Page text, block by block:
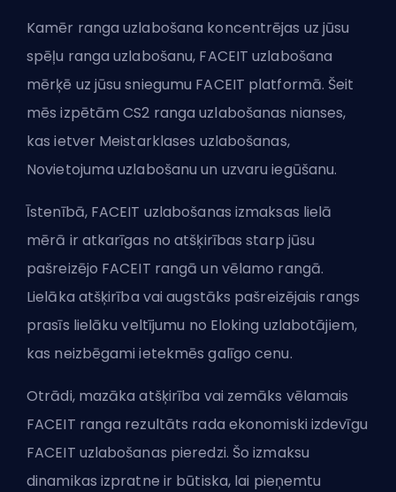
Kamēr ranga uzlabošana koncentrējas uz jūsu
spēļu ranga uzlabošanu, FACEIT uzlabošana
mērķē uz jūsu sniegumu FACEIT platformā. Šeit
mēs izpētām CS2 ranga uzlabošanas nianses,
kas ietver Meistarklases uzlabošanas,
Novietojuma uzlabošanu un uzvaru iegūšanu.
Īstenībā, FACEIT uzlabošanas izmaksas lielā
mērā ir atkarīgas no atšķirības starp jūsu
pašreizējo FACEIT rangā un vēlamo rangā.
Lielāka atšķirība vai augstāks pašreizējais rangs
prasīs lielāku veltījumu no Eloking uzlabotājiem,
kas neizbēgami ietekmēs galīgo cenu.
Otrādi, mazāka atšķirība vai zemāks vēlamais
FACEIT ranga rezultāts rada ekonomiski izdevīgu
FACEIT uzlabošanas pieredzi. Šo izmaksu
dinamikas izpratne ir būtiska, lai pieņemtu